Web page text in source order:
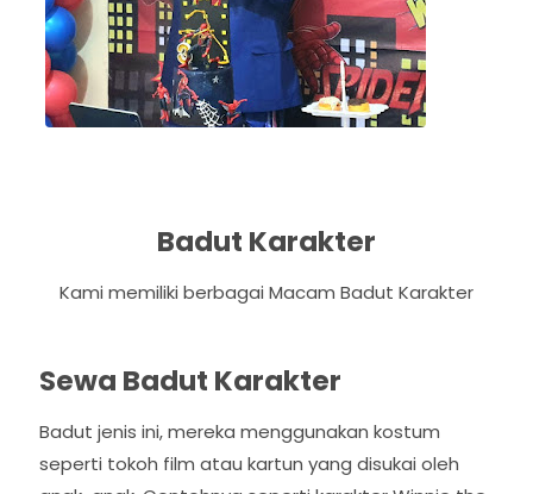
Badut Karakter
Kami memiliki berbagai Macam Badut Karakter
Sewa Badut Karakter
Badut jenis ini, mereka menggunakan kostum
seperti tokoh film atau kartun yang disukai oleh